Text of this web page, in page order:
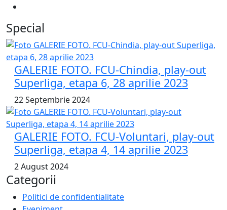
Special
GALERIE FOTO. FCU-Chindia, play-out
Superliga, etapa 6, 28 aprilie 2023
22 Septembrie 2024
GALERIE FOTO. FCU-Voluntari, play-out
Superliga, etapa 4, 14 aprilie 2023
2 August 2024
Categorii
Politici de confidentialitate